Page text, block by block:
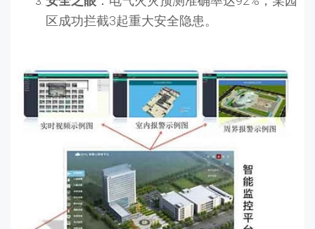
区成功拦截3起重大安全隐患。